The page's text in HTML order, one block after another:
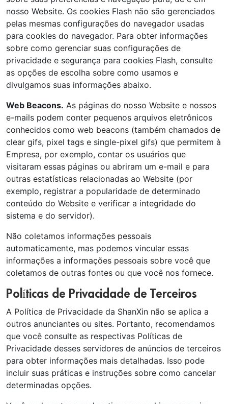
nosso Website. Os cookies Flash não são gerenciados
pelas mesmas configurações do navegador usadas
para cookies do navegador. Para obter informações
sobre como gerenciar suas configurações de
privacidade e segurança para cookies Flash, consulte
as opções de escolha sobre como usamos e
divulgamos suas informações abaixo.
Web Beacons. As páginas do nosso Website e nossos
e-mails podem conter pequenos arquivos eletrônicos
conhecidos como web beacons (também chamados de
clear gifs, pixel tags e single-pixel gifs) que permitem à
Empresa, por exemplo, contar os usuários que
visitaram essas páginas ou abriram um e-mail e para
outras estatísticas relacionadas ao Website (por
exemplo, registrar a popularidade de determinado
conteúdo do Website e verificar a integridade do
sistema e do servidor).
Não coletamos informações pessoais
automaticamente, mas podemos vincular essas
informações a informações pessoais sobre você que
coletamos de outras fontes ou que você nos fornece.
Políticas de Privacidade de Terceiros
A Política de Privacidade da ShanXin não se aplica a
outros anunciantes ou sites. Portanto, recomendamos
que você consulte as respectivas Políticas de
Privacidade desses servidores de anúncios de terceiros
para obter informações mais detalhadas. Isso pode
incluir suas práticas e instruções sobre como cancelar
determinadas opções.